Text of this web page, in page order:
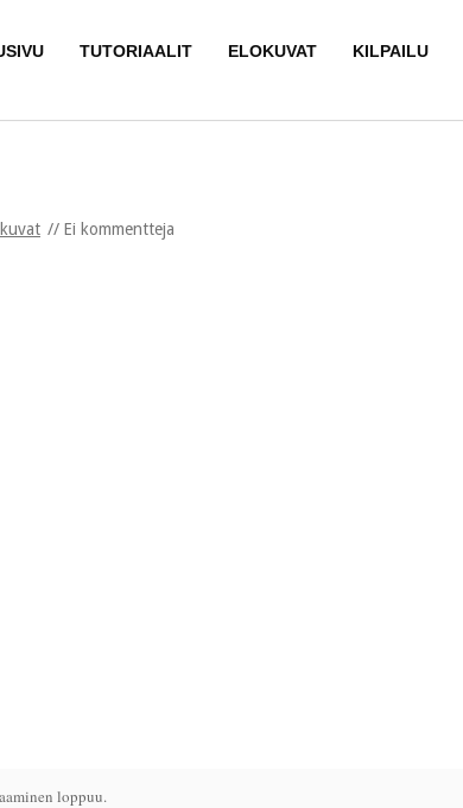
TUTORIAALIT ELOKUVAT KILPAILU
Ei kommentteja
loppuu.